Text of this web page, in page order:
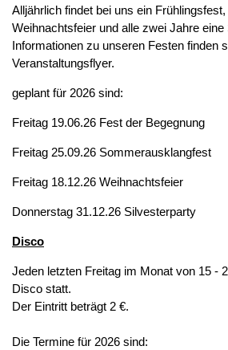
Alljährlich findet bei uns ein
Weihnachtsfeier und alle zwei Jahre
Informationen zu unseren Festen finden
Veranstaltungsflyer.
geplant für 2026 sind:
Freitag 19.06.26 Fest der Begegnung
Freitag 25.09.26 Sommerausklangfest
Freitag 18.12.26 Weihnachtsfeier
Donnerstag 31.12.26 Silvesterparty
Disco
Jeden letzten Freitag im Monat von 15 -
Disco statt.
Der Eintritt beträgt 2 €.
Die Termine für 2026 sind: